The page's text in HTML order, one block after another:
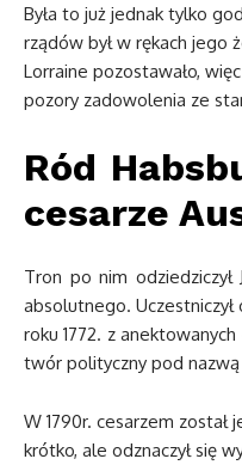
Była to już jednak tylko
rządów był w rękach jego
Lorraine pozostawało,
pozory zadowolenia ze
Ród
cesarze
Tron po nim
absolutnego.
roku 1772. z
twór polityczny pod
W 1790r. cesarzem został
krótko, ale odznaczył się